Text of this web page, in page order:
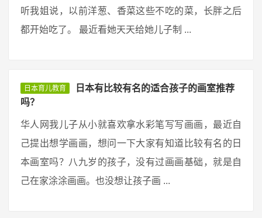
听我姐说，以前洋葱、香菜这些不吃的菜，长胖之后
都开始吃了。 最近看她天天给她儿子制 ...
日本育儿教育
日本有比较有名的适合孩子的画室推荐
吗？
华人网我儿子从小就喜欢拿水彩笔写写画画，最近自
己提出想学画画，想问一下大家有知道比较有名的日
本画室吗？八九岁的孩子，没有过画画基础，就是自
己在家涂涂画画。也没想让孩子画 ...